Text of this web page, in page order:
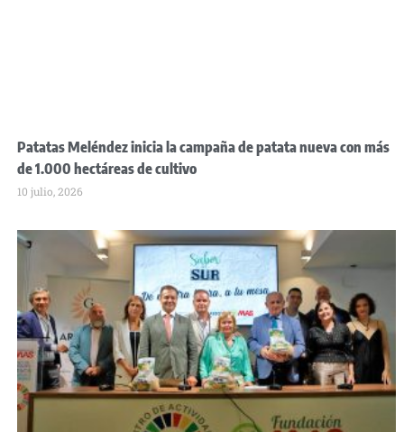
Patatas Meléndez inicia la campaña de patata nueva con más
de 1.000 hectáreas de cultivo
10 julio, 2026